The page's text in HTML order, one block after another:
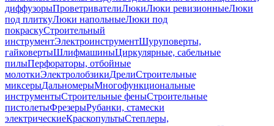
диффузорыПроветривателиЛюкиЛюки ревизионныеЛюки
под плиткуЛюки напольныеЛюки под
покраскуСтроительный
инструментЭлектроинструментШуруповерты,
гайковертыШлифмашиныЦиркулярные, сабельные
пилыПерфораторы, отбойные
молоткиЭлектролобзикиДрелиСтроительные
миксерыДальномерыМногофункциональные
инструментыСтроительные феныСтроительные
пистолетыФрезерыРубанки, стамески
электрическиеКраскопультыСтеплеры,